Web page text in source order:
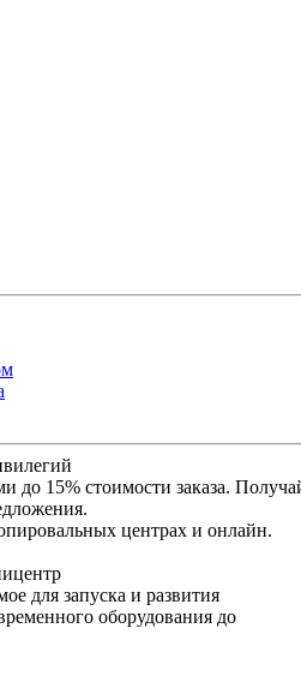
в день оформления, что
бирки максимально быстро.
качество и быстрые сроки
и производства.
до 15% стоимости заказа.
центрах и онлайн.
для запуска и развития
оборудования до